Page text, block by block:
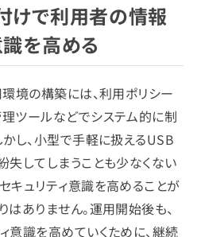
けで利用者の情報
を高める
境の構築には、利用ポリシー
ツールなどでシステム的に制
し、小型で手軽に扱えるUSB
失してしまうことも少なくない
キュリティ意識を高めることが
ありません。運用開始後も、
意識を高めていくために、継続